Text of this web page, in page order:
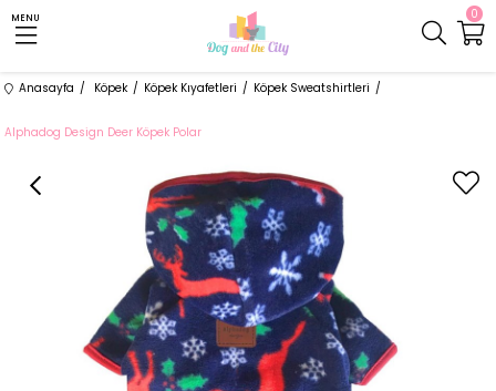
0
MENU
Anasayfa Köpek Köpek Kıyafetleri Köpek Sweatshirtleri
Alphadog Design Deer Köpek Polar